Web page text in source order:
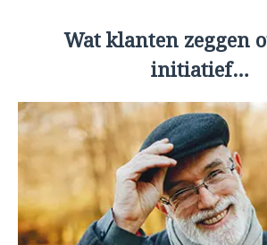
Wat klanten zeggen
initiatief…